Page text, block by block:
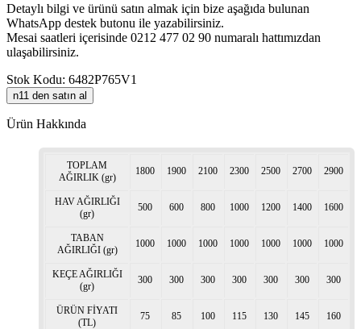
Detaylı bilgi ve ürünü satın almak için bize aşağıda bulunan
WhatsApp destek butonu ile yazabilirsiniz.
Mesai saatleri içerisinde 0212 477 02 90 numaralı hattımızdan
ulaşabilirsiniz.
Stok Kodu: 6482P765V1
n11 den satın al
Ürün Hakkında
TOPLAM
AĞIRLIK (gr)
1800 1900 2100 2300 2500 2700 2900
HAV AĞIRLIĞI
(gr)
500 600 800 1000 1200 1400 1600
TABAN
AĞIRLIĞI (gr)
1000 1000 1000 1000 1000 1000 1000
KEÇE AĞIRLIĞI
(gr)
300 300 300 300 300 300 300
ÜRÜN FİYATI
(TL)
75 85 100 115 130 145 160